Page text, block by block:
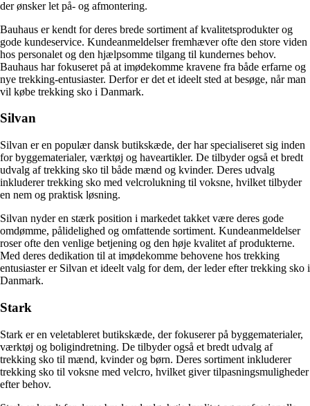
der ønsker let på- og afmontering.
Bauhaus er kendt for deres brede sortiment af kvalitetsprodukter og
gode kundeservice. Kundeanmeldelser fremhæver ofte den store viden
hos personalet og den hjælpsomme tilgang til kundernes behov.
Bauhaus har fokuseret på at imødekomme kravene fra både erfarne og
nye trekking-entusiaster. Derfor er det et ideelt sted at besøge, når man
vil købe trekking sko i Danmark.
Silvan
Silvan er en populær dansk butikskæde, der har specialiseret sig inden
for byggematerialer, værktøj og haveartikler. De tilbyder også et bredt
udvalg af trekking sko til både mænd og kvinder. Deres udvalg
inkluderer trekking sko med velcrolukning til voksne, hvilket tilbyder
en nem og praktisk løsning.
Silvan nyder en stærk position i markedet takket være deres gode
omdømme, pålidelighed og omfattende sortiment. Kundeanmeldelser
roser ofte den venlige betjening og den høje kvalitet af produkterne.
Med deres dedikation til at imødekomme behovene hos trekking
entusiaster er Silvan et ideelt valg for dem, der leder efter trekking sko i
Danmark.
Stark
Stark er en veletableret butikskæde, der fokuserer på byggematerialer,
værktøj og boligindretning. De tilbyder også et bredt udvalg af
trekking sko til mænd, kvinder og børn. Deres sortiment inkluderer
trekking sko til voksne med velcro, hvilket giver tilpasningsmuligheder
efter behov.